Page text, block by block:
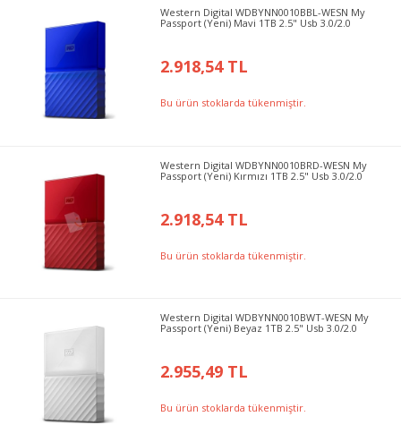
Western Digital WDBYNN0010BBL-WESN My
Passport (Yeni) Mavi 1TB 2.5" Usb 3.0/2.0
2.918,54 TL
Bu ürün stoklarda tükenmiştir.
Western Digital WDBYNN0010BRD-WESN My
Passport (Yeni) Kırmızı 1TB 2.5" Usb 3.0/2.0
2.918,54 TL
Bu ürün stoklarda tükenmiştir.
Western Digital WDBYNN0010BWT-WESN My
Passport (Yeni) Beyaz 1TB 2.5" Usb 3.0/2.0
2.955,49 TL
Bu ürün stoklarda tükenmiştir.